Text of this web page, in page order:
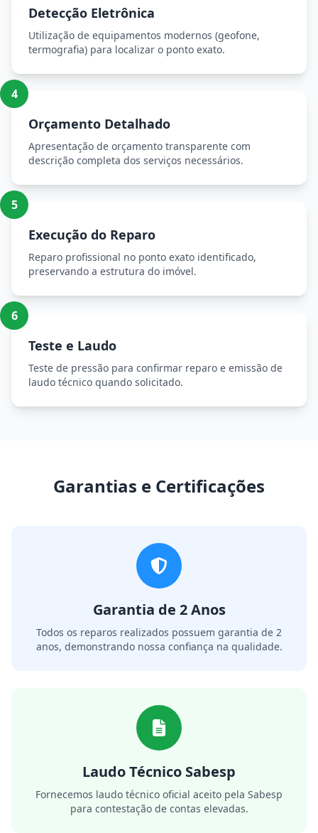
Detecção Eletrônica
Utilização de equipamentos modernos (geofone,
termografia) para localizar o ponto exato.
4
Orçamento Detalhado
Apresentação de orçamento transparente com
descrição completa dos serviços necessários.
5
Execução do Reparo
Reparo profissional no ponto exato identificado,
preservando a estrutura do imóvel.
6
Teste e Laudo
Teste de pressão para confirmar reparo e emissão de
laudo técnico quando solicitado.
Garantias e Certificações
Garantia de 2 Anos
Todos os reparos realizados possuem garantia de 2
anos, demonstrando nossa confiança na qualidade.
Laudo Técnico Sabesp
Fornecemos laudo técnico oficial aceito pela Sabesp
para contestação de contas elevadas.